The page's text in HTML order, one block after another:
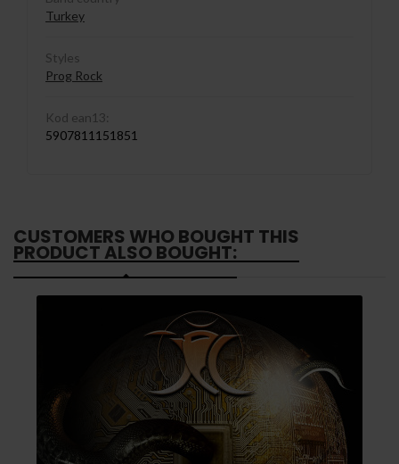
Turkey
Styles
Prog Rock
Kod ean13:
5907811151851
CUSTOMERS WHO BOUGHT THIS
PRODUCT ALSO BOUGHT: